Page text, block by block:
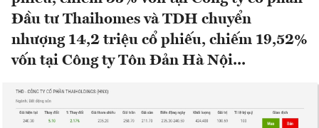
Đầu tư Thaihomes và TDH chuyển
nhượng 14,2 triệu cổ phiếu, chiếm 19,52%
vốn tại Công ty Tôn Đản Hà Nội...